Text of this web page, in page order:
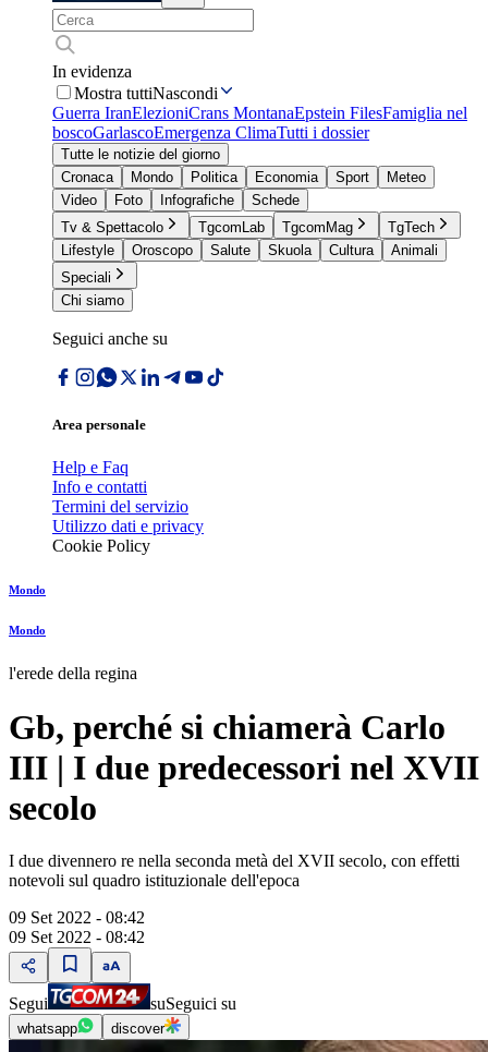
In evidenza
Mostra tuttiNascondi
Guerra IranElezioniCrans MontanaEpstein FilesFamiglia nel
boscoGarlascoEmergenza ClimaTutti i dossier
Tutte le notizie del giorno
Cronaca
Mondo Politica Economia Sport
Meteo
Video
Foto Infografiche
Schede
Tv & Spettacolo
TgcomLab TgcomMag
TgTech
Lifestyle
Oroscopo Salute Skuola Cultura
Animali
Speciali
Chi siamo
Seguici anche su
Area personale
Help e Faq
Info e contatti
Termini del servizio
Utilizzo dati e privacy
Cookie Policy
Mondo
Mondo
l'erede della regina
Gb, perché si chiamerà Carlo
III | I due predecessori nel XVII
secolo
I due divennero re nella seconda metà del XVII secolo, con effetti
notevoli sul quadro istituzionale dell'epoca
09 Set 2022 - 08:42
09 Set 2022 - 08:42
Segui suSeguici su
whatsapp discover